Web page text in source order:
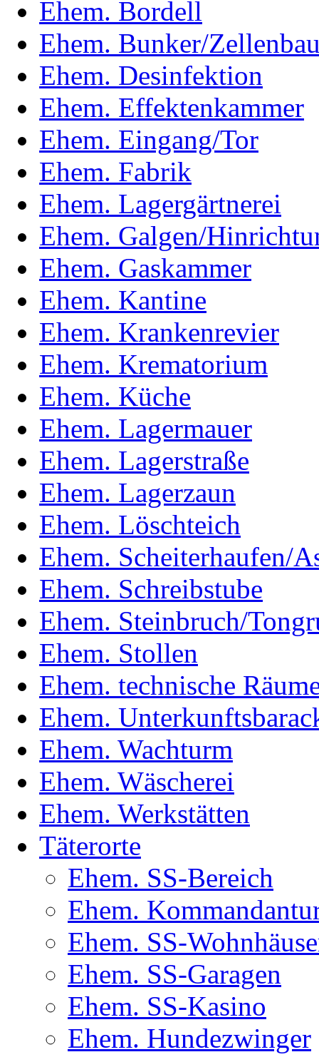
Ehem. Bordell
Ehem. Bunker/
Ehem. Desinfektion
Ehem. Effektenkammer
Ehem. Eingang/Tor
Ehem. Fabrik
Ehem. Lagergärtnerei
Ehem. Galgen/
Ehem. Gaskammer
Ehem. Kantine
Ehem. Krankenrevier
Ehem. Krematorium
Ehem. Küche
Ehem. Lagermauer
Ehem. Lagerstraße
Ehem. Lagerzaun
Ehem. Löschteich
Ehem. Scheiterhaufen/
Ehem. Schreibstube
Ehem. Steinbruch/
Ehem. Stollen
Ehem. technische
Ehem.
Ehem. Wachturm
Ehem. Wäscherei
Ehem. Werkstätten
Täterorte
Ehem. SS-Bereich
Ehem.
Ehem. SS-
Ehem. SS-Garagen
Ehem. SS-Kasino
Ehem. Hundezwinger